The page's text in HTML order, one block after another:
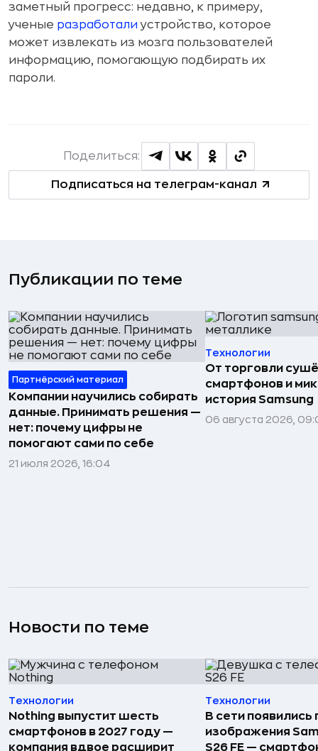
заметный прогресс: недавно, к примеру,
ученые разработали устройство, которое
может извлекать из мозга пользователей
информацию, помогающую подбирать их
пароли.
Подписаться на телеграм-канал
Поделиться:
Публикации по теме
Партнёрский материал
Компании научились собирать
данные. Принимать решения —
нет: почему цифры не
помогают сами по себе
21 июля 2026, 16:04
Технологии
От торговли
смартфонов и
история Samsung
06 августа 2026,
Новости по теме
Технологии
Nothing выпустит шесть
смартфонов в 2027 году —
компания вдвое расширит
Технологии
В сети появились
изображения
S26 FE —